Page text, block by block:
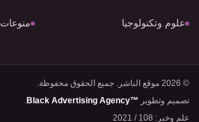
علوم وتكنولوجيا منوعات
© 2026 موقع الناشر. جميع الحقوق محفوظة.
تصميم وتطوير Black Advertising Agency™
علم وخبر: 108 / 2021